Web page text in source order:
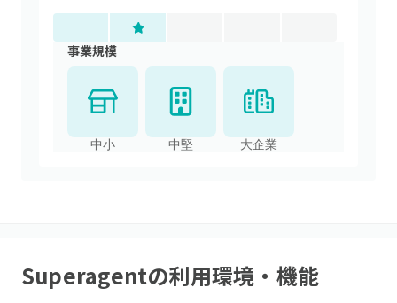
事業規模
中小 中堅 大企業
Superagentの利用環境・機能